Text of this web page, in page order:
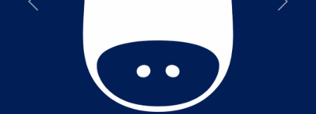
前へ 次へ